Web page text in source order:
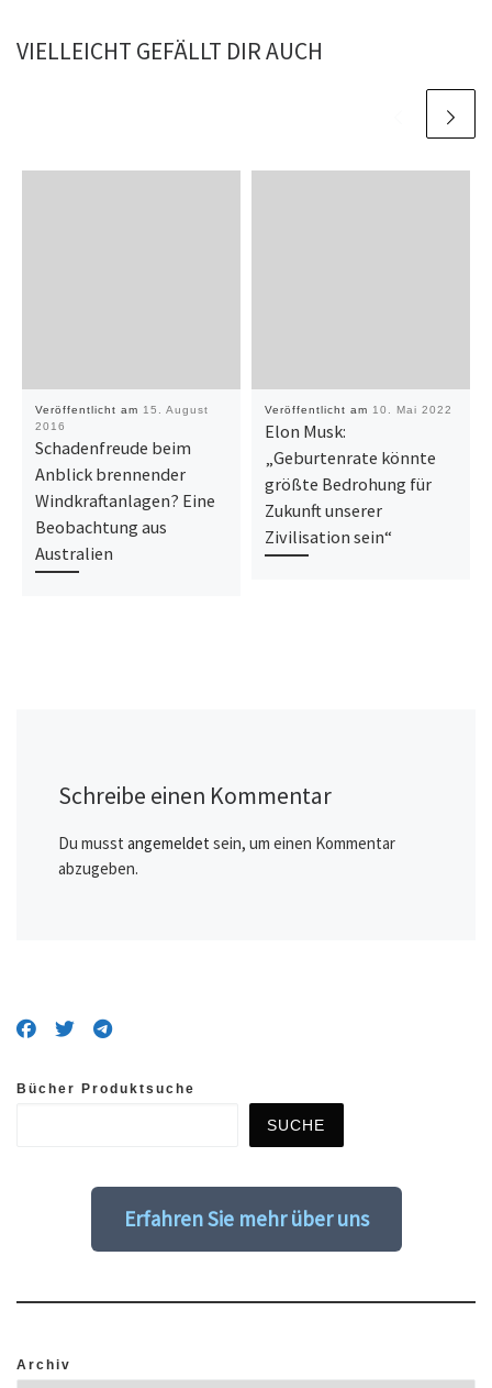
VIELLEICHT GEFÄLLT DIR AUCH
Veröffentlicht am 15. August
2016
Schadenfreude beim
Anblick brennender
Windkraftanlagen? Eine
Beobachtung aus
Australien
Veröffentlicht am 10. Mai 2022
Elon Musk:
„Geburtenrate könnte
größte Bedrohung für
Zukunft unserer
Zivilisation sein“
Schreibe einen Kommentar
Du musst angemeldet sein, um einen Kommentar
abzugeben.
Bücher Produktsuche
SUCHE
Erfahren Sie mehr über uns
Archiv